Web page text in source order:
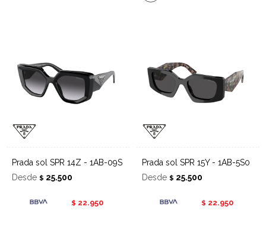
Prada sol SPR 14Z - 1AB-09S
Desde $ 25.500
$ 22.950
Prada sol SPR 15Y - 1AB-5S0
Desde $ 25.500
$ 22.950